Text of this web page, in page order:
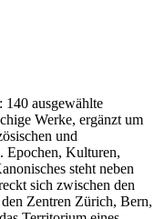
140 ausgewählte
Werke, ergänzt um
und
Epochen, Kulturen,
steht neben
sich zwischen den
Zentren Zürich, Bern,